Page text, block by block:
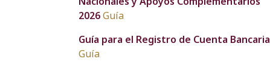
2026Guía
Guía para el Registro de Cuenta Bancaria
Guía